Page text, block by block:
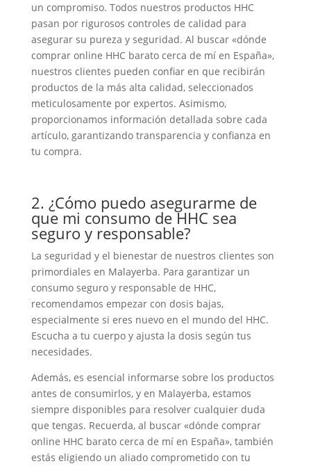
un compromiso. Todos nuestros productos HHC
pasan por rigurosos controles de calidad para
asegurar su pureza y seguridad. Al buscar «dónde
comprar online HHC barato cerca de mí en España»,
nuestros clientes pueden confiar en que recibirán
productos de la más alta calidad, seleccionados
meticulosamente por expertos. Asimismo,
proporcionamos información detallada sobre cada
artículo, garantizando transparencia y confianza en
tu compra.
2. ¿Cómo puedo asegurarme de
que mi consumo de HHC sea
seguro y responsable?
La seguridad y el bienestar de nuestros clientes son
primordiales en Malayerba. Para garantizar un
consumo seguro y responsable de HHC,
recomendamos empezar con dosis bajas,
especialmente si eres nuevo en el mundo del HHC.
Escucha a tu cuerpo y ajusta la dosis según tus
necesidades.
Además, es esencial informarse sobre los productos
antes de consumirlos, y en Malayerba, estamos
siempre disponibles para resolver cualquier duda
que tengas. Recuerda, al buscar «dónde comprar
online HHC barato cerca de mí en España», también
estás eligiendo un aliado comprometido con tu